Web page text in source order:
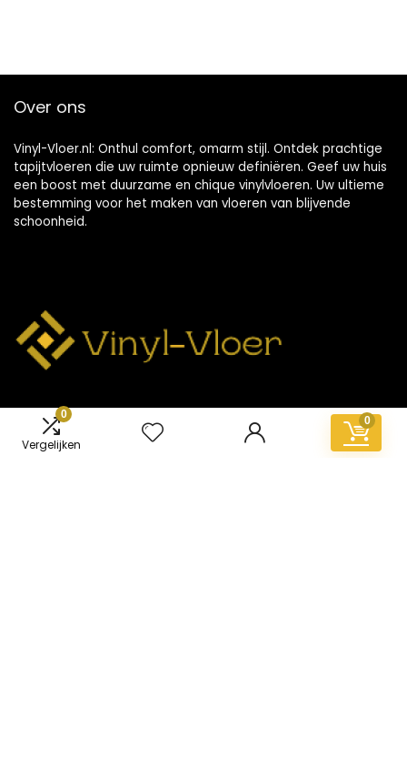
0
Vergelijken
0
Over ons
Vinyl-Vloer.nl: Onthul comfort, omarm stijl. Ontdek prachtige
tapijtvloeren die uw ruimte opnieuw definiëren. Geef uw huis
een boost met duurzame en chique vinylvloeren. Uw ultieme
bestemming voor het maken van vloeren van blijvende
schoonheid.